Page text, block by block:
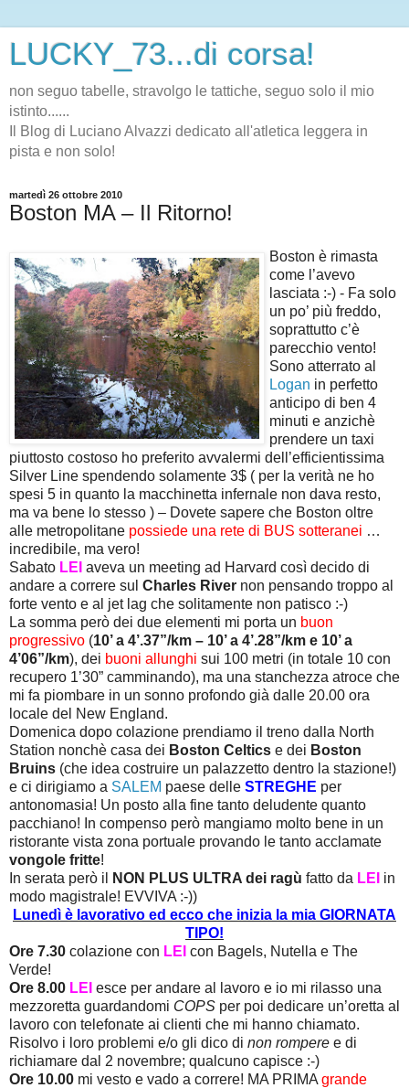
LUCKY_73...di corsa!
non seguo tabelle, stravolgo le tattiche, seguo solo il mio
istinto......
Il Blog di Luciano Alvazzi dedicato all'atletica leggera in
pista e non solo!
martedì 26 ottobre 2010
Boston MA – Il Ritorno!
Boston è rimasta
come l’avevo
lasciata :-) - Fa solo
un po’ più freddo,
soprattutto c’è
parecchio vento!
Sono atterrato al
Logan in perfetto
anticipo di ben 4
minuti e anzichè
prendere un taxi
piuttosto costoso ho preferito avvalermi dell’efficientissima
Silver Line spendendo solamente 3$ ( per la verità ne ho
spesi 5 in quanto la macchinetta infernale non dava resto,
ma va bene lo stesso ) – Dovete sapere che Boston oltre
alle metropolitane possiede una rete di BUS sotteranei …
incredibile, ma vero!
Sabato LEI aveva un meeting ad Harvard così decido di
andare a correre sul Charles River non pensando troppo al
forte vento e al jet lag che solitamente non patisco :-)
La somma però dei due elementi mi porta un buon
progressivo (10’ a 4’.37”/km – 10’ a 4’.28”/km e 10’ a
4’06”/km), dei buoni allunghi sui 100 metri (in totale 10 con
recupero 1’30” camminando), ma una stanchezza atroce che
mi fa piombare in un sonno profondo già dalle 20.00 ora
locale del New England.
Domenica dopo colazione prendiamo il treno dalla North
Station nonchè casa dei Boston Celtics e dei Boston
Bruins (che idea costruire un palazzetto dentro la stazione!)
e ci dirigiamo a SALEM paese delle STREGHE per
antonomasia! Un posto alla fine tanto deludente quanto
pacchiano! In compenso però mangiamo molto bene in un
ristorante vista zona portuale provando le tanto acclamate
vongole fritte!
In serata però il
NON PLUS ULTRA dei ragù fatto da LEI in
modo magistrale! EVVIVA :-))
Lunedì è lavorativo ed ecco che inizia la mia GIORNATA
TIPO!
Ore 7.30 colazione con LEI con Bagels, Nutella e The
Verde!
Ore 8.00 LEI esce per andare al lavoro e io mi rilasso una
mezzoretta guardandomi COPS per poi dedicare un’oretta al
lavoro con telefonate ai clienti che mi hanno chiamato.
Risolvo i loro problemi e/o gli dico di non rompere e di
richiamare dal 2 novembre; qualcuno capisce :-)
Ore 10.00 mi vesto e vado a correre! MA PRIMA grande